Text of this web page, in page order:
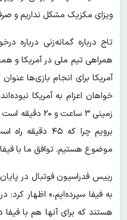
ویزای مکزیک مشکل نداریم و
تاج درباره گمانه‌زنی درباره
همراهی تیم ملی در آمریکا و
آمریکا برای انجام بازی‌ها
خواهان اعزام به آمریکا
زمینی ۳ ساعت
برویم چرا که
موضوع هستیم. توافق ما با
رییس فدراسیون فوتبال در پایان
به فیفا سپرده‌ایم،» اظهار کرد:
هستند که برای آنها هم با